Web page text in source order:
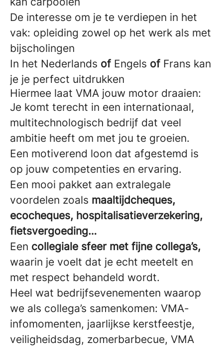
De interesse om je te verdiepen in het
vak: opleiding zowel op het werk als met
bijscholingen
In het Nederlands of Engels of Frans kan
je je perfect uitdrukken
Hiermee laat VMA jouw motor draaien:
Je komt terecht in een internationaal,
multitechnologisch bedrijf dat veel
ambitie heeft om met jou te groeien.
Een motiverend loon dat afgestemd is
op jouw competenties en ervaring.
Een mooi pakket aan extralegale
voordelen zoals maaltijdcheques,
ecocheques, hospitalisatieverzekering,
fietsvergoeding…
Een collegiale sfeer met fijne collega’s,
waarin je voelt dat je echt meetelt en
met respect behandeld wordt.
Heel wat bedrijfsevenementen waarop
we als collega’s samenkomen: VMA-
infomomenten, jaarlijkse kerstfeestje,
veiligheidsdag, zomerbarbecue, VMA